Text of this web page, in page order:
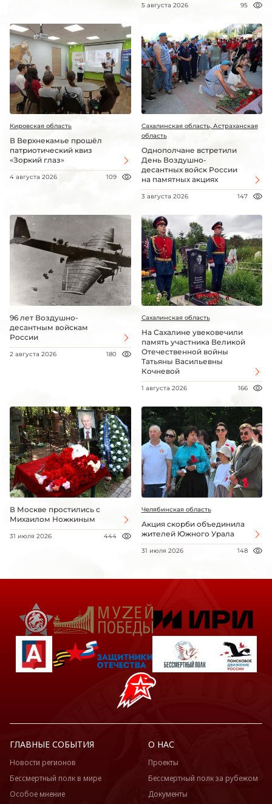
5 августа 2026 95
Кировская область
В Верхнекамье прошёл
патриотический квиз
«Зоркий глаз»
4 августа 2026 109
Сахалинская область, Астраханская
область
Однополчане встретили
День Воздушно-
десантных войск России
на памятных акциях
3 августа 2026 147
96 лет Воздушно-
десантным войскам
России
2 августа 2026 180
Сахалинская область
На Сахалине увековечили
память участника Великой
Отечественной войны
Татьяны Васильевны
Кочневой
1 августа 2026 166
В Москве простились с
Михаилом Ножкиным
31 июля 2026 444
Челябинская область
Акция скорби объединила
жителей Южного Урала
31 июля 2026 148
ГЛАВНЫЕ СОБЫТИЯ
Новости регионов
Бессмертный полк в мире
Особое мнение
О НАС
Проекты
Бессмертный полк за рубежом
Документы